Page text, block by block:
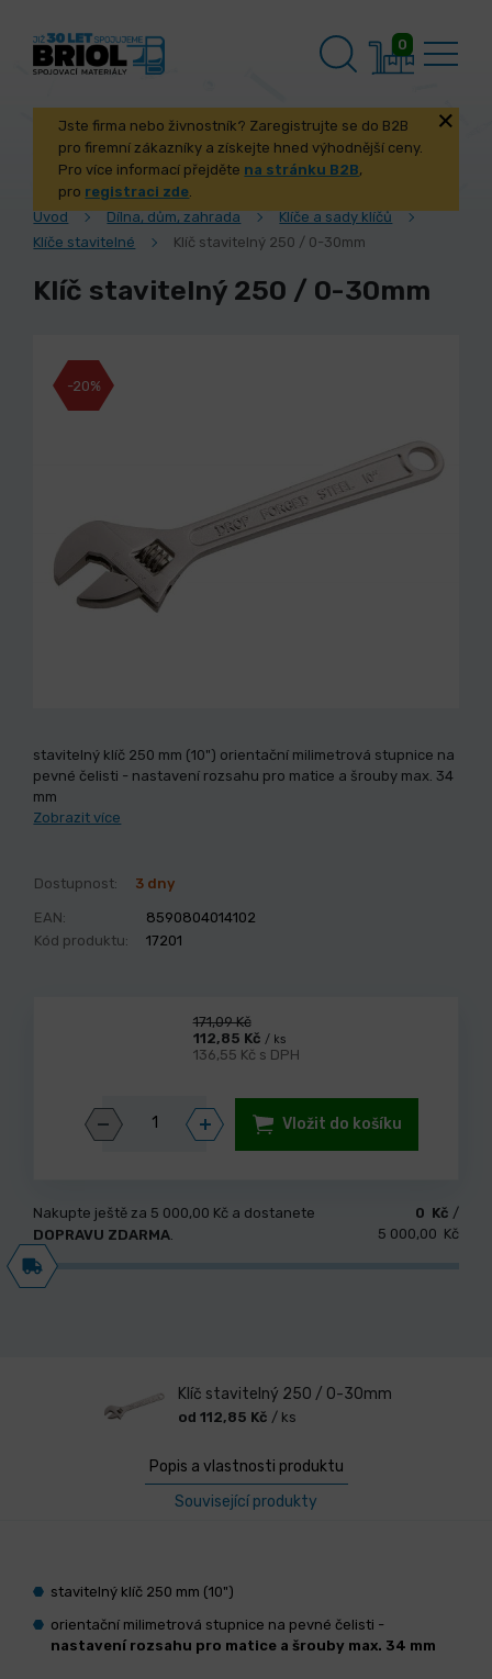
0
Jste firma nebo živnostník? Zaregistrujte se do B2B
pro firemní zákazníky a získejte hned výhodnější ceny.
Pro více informací přejděte na stránku B2B,
pro registraci zde.
Úvod
Dílna, dům, zahrada
Klíče a sady klíčů
Klíče stavitelné
Klíč stavitelný 250 / 0-30mm
Klíč stavitelný 250 / 0-30mm
-20%
stavitelný klíč 250 mm (10") orientační milimetrová stupnice na
pevné čelisti - nastavení rozsahu pro matice a šrouby max. 34
mm
Zobrazit více
Dostupnost: 3 dny
EAN:
8590804014102
Kód produktu:
17201
171,09 Kč
112,85 Kč / ks
136,55 Kč s DPH
Vložit do košíku
Nakupte ještě za 5 000,00 Kč a dostanete
DOPRAVU ZDARMA.
0 Kč /
5 000,00 Kč
Klíč stavitelný 250 / 0-30mm
od 112,85 Kč / ks
Popis a vlastnosti produktu
Související produkty
stavitelný klíč 250 mm (10")
orientační milimetrová stupnice na pevné čelisti -
nastavení rozsahu pro matice a šrouby max. 34 mm